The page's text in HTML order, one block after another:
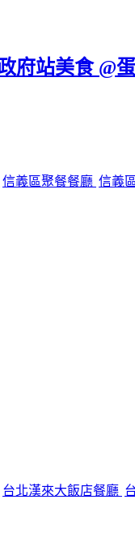
府站美食 @
信義區聚餐餐廳 信義
台北漢來大飯店餐廳